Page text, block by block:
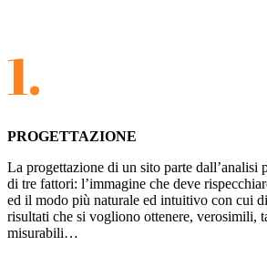
1.
PROGETTAZIONE
La progettazione di un sito parte dall’analisi
di tre fattori: l’immagine che deve
ed il modo più naturale ed intuitivo con cui
risultati che si vogliono ottenere, verosimili,
misurabili…